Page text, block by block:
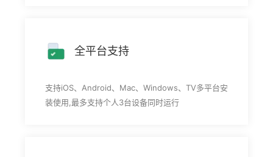
全平台支持
支持iOS、Android、Mac、Windows、TV多平台安
装使用,最多支持个人3台设备同时运行